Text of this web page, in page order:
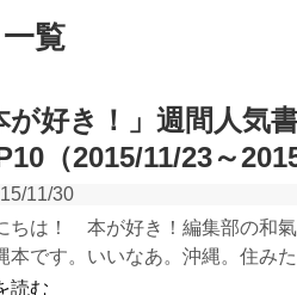
一覧
が好き！」週間人気
（2015/11/23～
11/30
ちは！ 本が好き！編集部の和
本です。いいなあ。沖縄。住み
読む